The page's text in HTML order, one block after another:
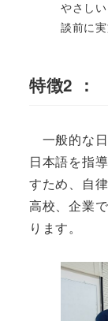
やさし
談前に実
特徴2 ：
一般的な日
日本語を指
すため、自
高校、企業で
ります。